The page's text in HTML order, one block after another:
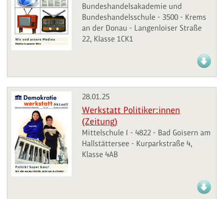
Bundeshandelsakademie und
Bundeshandelsschule - 3500 - Krems
an der Donau - Langenloiser Straße
22, Klasse 1CK1
28.01.25
Werkstatt Politiker:innen
(Zeitung)
Mittelschule I - 4822 - Bad Goisern am
Hallstättersee - Kurparkstraße 4,
Klasse 4AB